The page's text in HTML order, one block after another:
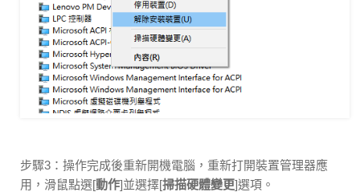
步驟3：操作完成後重新開機電腦，重新打開裝置管理器應
用，滑鼠點選[動作]並選擇[掃描硬體變更]選項。